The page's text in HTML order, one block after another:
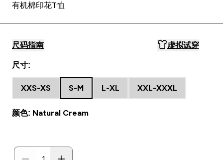
有机棉印花T恤
尺码指南 虚拟试穿
尺寸:
XXS-XS S-M L-XL XXL-XXXL
颜色: Natural Cream